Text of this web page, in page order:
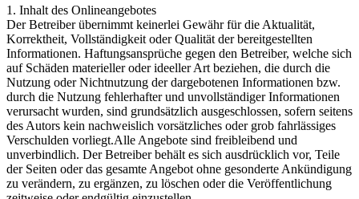
1. Inhalt des Onlineangebotes
Der Betreiber übernimmt keinerlei Gewähr für die Aktualität,
Korrektheit, Vollständigkeit oder Qualität der bereitgestellten
Informationen. Haftungsansprüche gegen den Betreiber, welche sich
auf Schäden materieller oder ideeller Art beziehen, die durch die
Nutzung oder Nichtnutzung der dargebotenen Informationen bzw.
durch die Nutzung fehlerhafter und unvollständiger Informationen
verursacht wurden, sind grundsätzlich ausgeschlossen, sofern seitens
des Autors kein nachweislich vorsätzliches oder grob fahrlässiges
Verschulden vorliegt.Alle Angebote sind freibleibend und
unverbindlich. Der Betreiber behält es sich ausdrücklich vor, Teile
der Seiten oder das gesamte Angebot ohne gesonderte Ankündigung
zu verändern, zu ergänzen, zu löschen oder die Veröffentlichung